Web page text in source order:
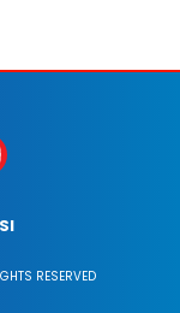
RESERVED